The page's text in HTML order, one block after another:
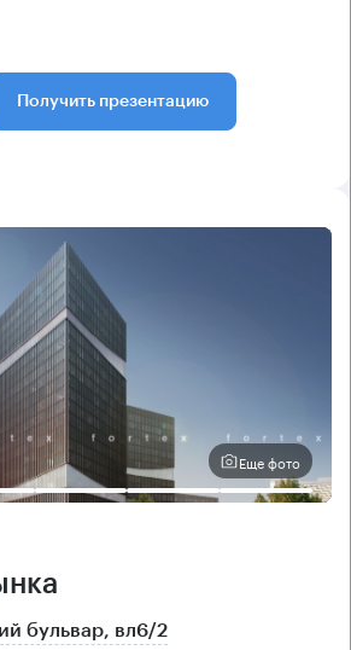
Получить презентацию
Еще фото
бульвар, вл6/2